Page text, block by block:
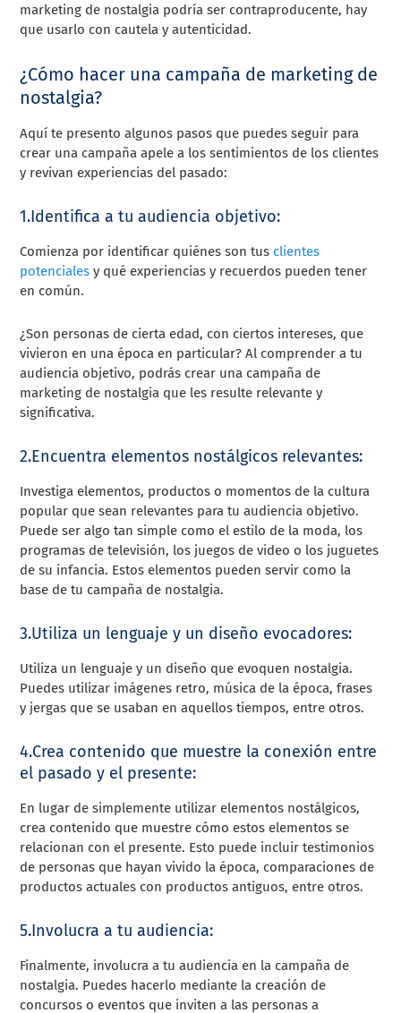
marketing de nostalgia podría ser contraproducente, hay
que usarlo con cautela y autenticidad.
¿Cómo hacer una campaña de marketing de
nostalgia?
Aquí te presento algunos pasos que puedes seguir para
crear una campaña apele a los sentimientos de los clientes
y revivan experiencias del pasado:
1.Identifica a tu audiencia objetivo:
Comienza por identificar quiénes son tus clientes
potenciales y qué experiencias y recuerdos pueden tener
en común.
¿Son personas de cierta edad, con ciertos intereses, que
vivieron en una época en particular? Al comprender a tu
audiencia objetivo, podrás crear una campaña de
marketing de nostalgia que les resulte relevante y
significativa.
2.Encuentra elementos nostálgicos relevantes:
Investiga elementos, productos o momentos de la cultura
popular que sean relevantes para tu audiencia objetivo.
Puede ser algo tan simple como el estilo de la moda, los
programas de televisión, los juegos de video o los juguetes
de su infancia. Estos elementos pueden servir como la
base de tu campaña de nostalgia.
3.Utiliza un lenguaje y un diseño evocadores:
Utiliza un lenguaje y un diseño que evoquen nostalgia.
Puedes utilizar imágenes retro, música de la época, frases
y jergas que se usaban en aquellos tiempos, entre otros.
4.Crea contenido que muestre la conexión entre
el pasado y el presente:
En lugar de simplemente utilizar elementos nostálgicos,
crea contenido que muestre cómo estos elementos se
relacionan con el presente. Esto puede incluir testimonios
de personas que hayan vivido la época, comparaciones de
productos actuales con productos antiguos, entre otros.
5.Involucra a tu audiencia:
Finalmente, involucra a tu audiencia en la campaña de
nostalgia. Puedes hacerlo mediante la creación de
concursos o eventos que inviten a las personas a